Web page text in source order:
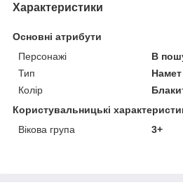
Характеристики
Основні атрибути
Персонажі
В
Тип
Намет
Колір
Користувальницькі
Вікова група
3+